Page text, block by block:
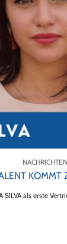
NACHRICHTEN
KOMMT
SILVA als erste